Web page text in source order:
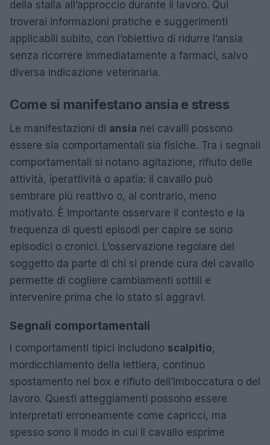
della stalla all’approccio durante il lavoro. Qui
troverai informazioni pratiche e suggerimenti
applicabili subito, con l’obiettivo di ridurre l’ansia
senza ricorrere immediatamente a farmaci, salvo
diversa indicazione veterinaria.
Come si manifestano ansia e stress
Le manifestazioni di ansia nei cavalli possono
essere sia comportamentali sia fisiche. Tra i segnali
comportamentali si notano agitazione, rifiuto delle
attività, iperattività o apatia: il cavallo può
sembrare più reattivo o, al contrario, meno
motivato. È importante osservare il contesto e la
frequenza di questi episodi per capire se sono
episodici o cronici. L’osservazione regolare del
soggetto da parte di chi si prende cura del cavallo
permette di cogliere cambiamenti sottili e
intervenire prima che lo stato si aggravi.
Segnali comportamentali
I comportamenti tipici includono scalpitio,
mordicchiamento della lettiera, continuo
spostamento nel box e rifiuto dell’imboccatura o del
lavoro. Questi atteggiamenti possono essere
interpretati erroneamente come capricci, ma
spesso sono il modo in cui il cavallo esprime